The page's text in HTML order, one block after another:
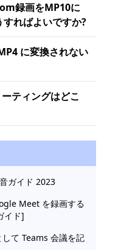
録画をMP10に
ればよいですか?
に変換されない
ティングはどこ
ガイド 2023
Meet を録画する
イド]
て Teams 会議を記